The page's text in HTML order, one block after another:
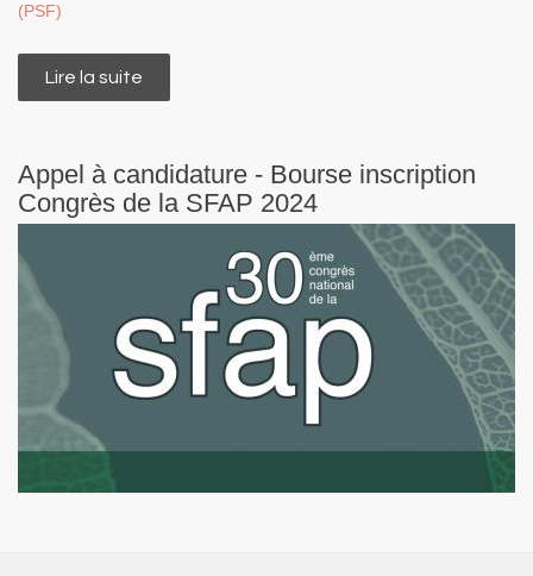
(PSF)
Lire la suite
sur la médecine palliative chez l'enfant et
Appel à candidature - Bourse inscription
Congrès de la SFAP 2024